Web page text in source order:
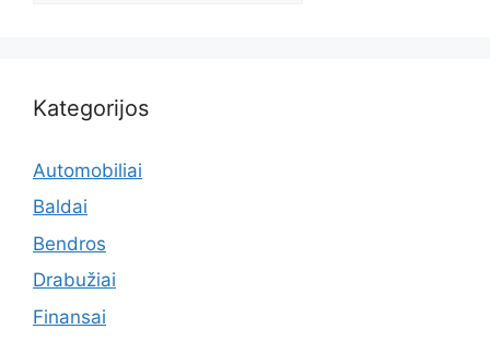
Kategorijos
Automobiliai
Baldai
Bendros
Drabužiai
Finansai